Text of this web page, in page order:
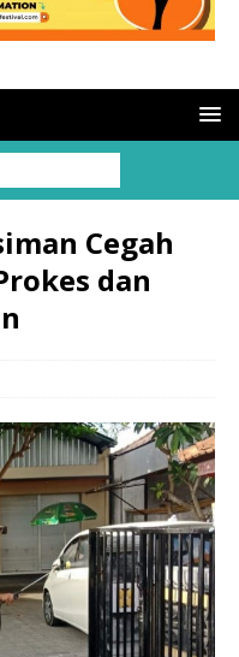
Cegah
dan